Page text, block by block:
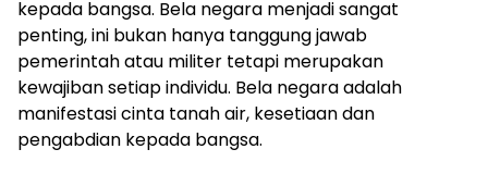
kepada bangsa. Bela negara menjadi sangat
penting, ini bukan hanya tanggung jawab
pemerintah atau militer tetapi merupakan
kewajiban setiap individu. Bela negara adalah
manifestasi cinta tanah air, kesetiaan dan
pengabdian kepada bangsa.